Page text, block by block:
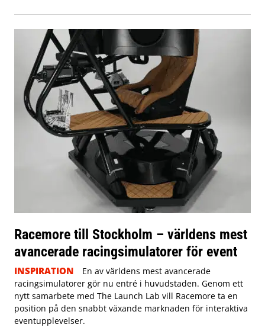
Racemore till Stockholm – världens mest
avancerade racingsimulatorer för event
INSPIRATION
En av världens mest avancerade
racingsimulatorer gör nu entré i huvudstaden. Genom ett
nytt samarbete med The Launch Lab vill Racemore ta en
position på den snabbt växande marknaden för interaktiva
eventupplevelser.